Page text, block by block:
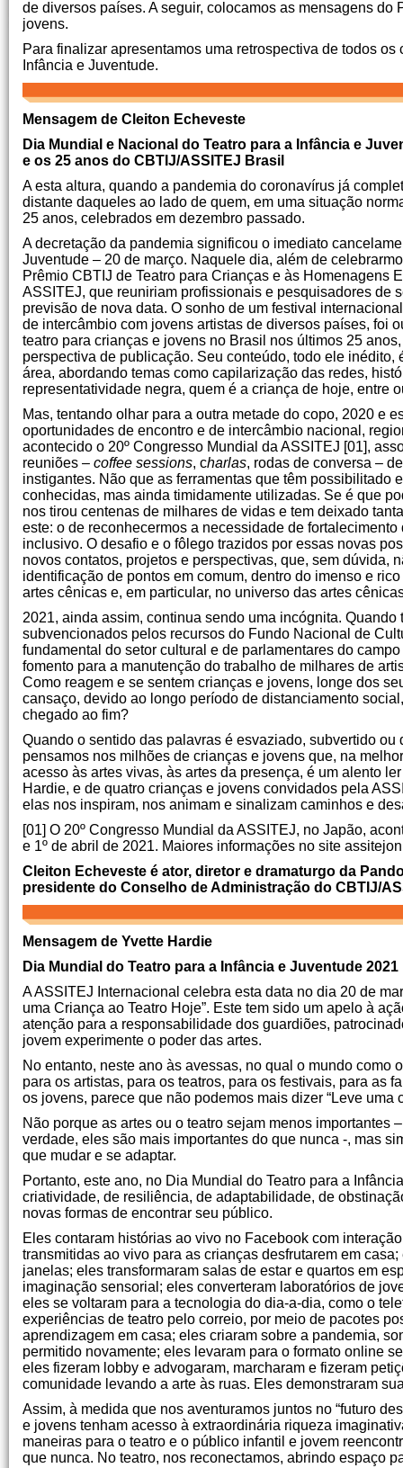
de diversos países. A seguir, colocamos as mensagens
jovens.
Para finalizar apresentamos uma retrospectiva de todos
Infância e Juventude.
Mensagem de Cleiton Echeveste
Dia Mundial e Nacional do Teatro para a Infância e
e os 25 anos do CBTIJ/ASSITEJ Brasil
A esta altura, quando a pandemia do coronavírus já
distante daqueles ao lado de quem, em uma situação
25 anos, celebrados em dezembro passado.
A decretação da pandemia significou o imediato
Juventude – 20 de março. Naquele dia, além de
Prêmio CBTIJ de Teatro para Crianças e às Homenagens
ASSITEJ, que reuniriam profissionais e pesquisadores de
previsão de nova data. O sonho de um festival
de intercâmbio com jovens artistas de diversos países, foi
teatro para crianças e jovens no Brasil nos últimos 25
perspectiva de publicação. Seu conteúdo, todo ele
área, abordando temas como capilarização das redes,
representatividade negra, quem é a criança de hoje, entre
Mas, tentando olhar para a outra metade do copo, 2020 e
oportunidades de encontro e de intercâmbio nacional,
acontecido o 20º Congresso Mundial da ASSITEJ [01],
reuniões – coffee sessions, charlas, rodas de conversa –
instigantes. Não que as ferramentas que têm possibilitado
conhecidas, mas ainda timidamente utilizadas. Se é que
nos tirou centenas de milhares de vidas e tem deixado
este: o de reconhecermos a necessidade de
inclusivo. O desafio e o fôlego trazidos por essas novas
novos contatos, projetos e perspectivas, que, sem dúvida,
identificação de pontos em comum, dentro do imenso e
artes cênicas e, em particular, no universo das artes
2021, ainda assim, continua sendo uma incógnita.
subvencionados pelos recursos do Fundo Nacional de
fundamental do setor cultural e de parlamentares do
fomento para a manutenção do trabalho de milhares de
Como reagem e se sentem crianças e jovens, longe dos
cansaço, devido ao longo período de distanciamento
chegado ao fim?
Quando o sentido das palavras é esvaziado, subvertido
pensamos nos milhões de crianças e jovens que, na
acesso às artes vivas, às artes da presença, é um alento
Hardie, e de quatro crianças e jovens convidados pela
elas nos inspiram, nos animam e sinalizam caminhos e
[01] O 20º Congresso Mundial da ASSITEJ, no Japão,
e 1º de abril de 2021. Maiores informações no site
Cleiton Echeveste é ator, diretor e dramaturgo da
presidente do Conselho de Administração do CBTIJ/
Mensagem de Yvette Hardie
Dia Mundial do Teatro para a Infância e Juventude 2021
A ASSITEJ Internacional celebra esta data no dia 20 de
uma Criança ao Teatro Hoje”. Este tem sido um apelo à
atenção para a responsabilidade dos guardiões,
jovem experimente o poder das artes.
No entanto, neste ano às avessas, no qual o mundo
para os artistas, para os teatros, para os festivais, para as
os jovens, parece que não podemos mais dizer “Leve
Não porque as artes ou o teatro sejam menos importantes
verdade, eles são mais importantes do que nunca -, mas
que mudar e se adaptar.
Portanto, este ano, no Dia Mundial do Teatro para a
criatividade, de resiliência, de adaptabilidade, de
novas formas de encontrar seu público.
Eles contaram histórias ao vivo no Facebook com
transmitidas ao vivo para as crianças desfrutarem em
janelas; eles transformaram salas de estar e quartos em
imaginação sensorial; eles converteram laboratórios de
eles se voltaram para a tecnologia do dia-a-dia, como o
experiências de teatro pelo correio, por meio de pacotes
aprendizagem em casa; eles criaram sobre a pandemia,
permitido novamente; eles levaram para o formato online
eles fizeram lobby e advogaram, marcharam e fizeram
comunidade levando a arte às ruas. Eles demonstraram
Assim, à medida que nos aventuramos juntos no “futuro
e jovens tenham acesso à extraordinária riqueza
maneiras para o teatro e o público infantil e jovem
que nunca. No teatro, nos reconectamos, abrindo espaço